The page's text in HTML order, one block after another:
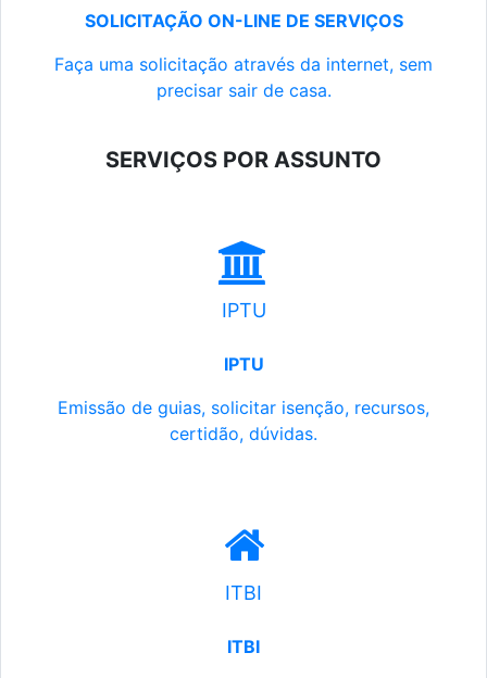
SOLICITAÇÃO ON-LINE DE SERVIÇOS
Faça uma solicitação através da internet, sem
precisar sair de casa.
SERVIÇOS POR ASSUNTO
IPTU
IPTU
Emissão de guias, solicitar isenção, recursos,
certidão, dúvidas.
ITBI
ITBI